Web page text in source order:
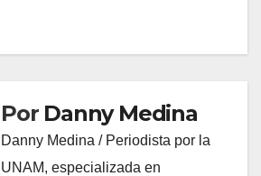
Por Danny Medina
Danny Medina / Periodista por la
UNAM, especializada en